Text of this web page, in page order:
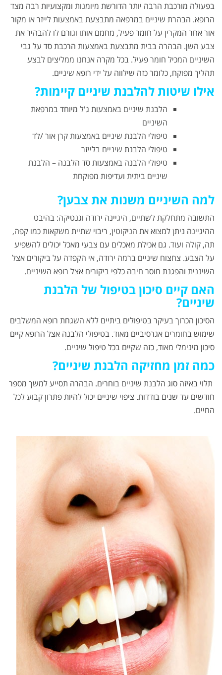
בפעולה מורכבת הרבה יותר הדורשת מיומנות ומקצועיות רבה מצד
הרופא. הבהרת שיניים במרפאה מתבצעת באמצעות לייזר או מקור
אור אחר המקרין על חומר פעיל, מחמם אותו וגורם לו להבהיר את
צבע השן. הבהרה בבית מתבצעת באמצעות הרכבת סד על גבי
השיניים המכיל חומר פעיל. בכל מקרה אנחנו ממליצים לבצע
תהליך מפוקח, כלומר כזה שילווה על ידי רופא שיניים.
אילו שיטות להלבנת שיניים קיימות?
הלבנת שיניים באמצעות ג'ל מיוחד במרפאת
השיניים
טיפולי הלבנת שיניים באמצעות קרן אור /לד
טיפולי הלבנת שיניים בלייזר
טיפולי הלבנה באמצעות סד הלבנה – הלבנת
שיניים ביתית ועדיפות מפוקחת
למה השיניים משנות את צבען?
התשובה מתחלקת לשתיים, היגיינה ירודה וגנטיקה: בהיבט
ההיגיינה ניתן למצוא את הניקוטין, ריבוי שתיית משקאות כמו קפה,
תה, קולה ועוד. גם אכילת מאכלים עם צבעי מאכל יכולים להשפיע
על הצבע. צחצוח שיניים ברמה ירודה, אי הקפדה על ביקורים אצל
השיננית והפגנת חוסר חיבה כלפי ביקורים אצל רופא השיניים.
האם קיים סיכון בטיפול של הלבנת
שיניים?
הסיכון הכרוך בעיקר בטיפולים ביתיים ללא השגחת רופא המשלבים
שימוש בחומרים אגרסיביים מאוד. בטיפולי הלבנה אצל הרופא קיים
סיכון מינימלי מאוד, כזה שקיים בכל טיפול שיניים.
כמה זמן מחזיקה הלבנת שיניים?
תלוי באיזה סוג הלבנת שיניים בוחרים. הבהרה תסייע למשך מספר
חודשים עד שנים בודדות. ציפוי שיניים יכול להיות פתרון קבוע לכל
החיים.